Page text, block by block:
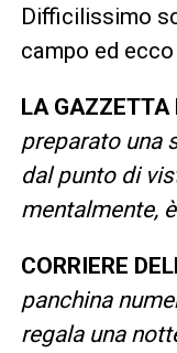
Difficilissimo
campo ed
LA GAZZETTA
preparato una
dal punto di
mentalmente,
CORRIERE
panchina
regala una